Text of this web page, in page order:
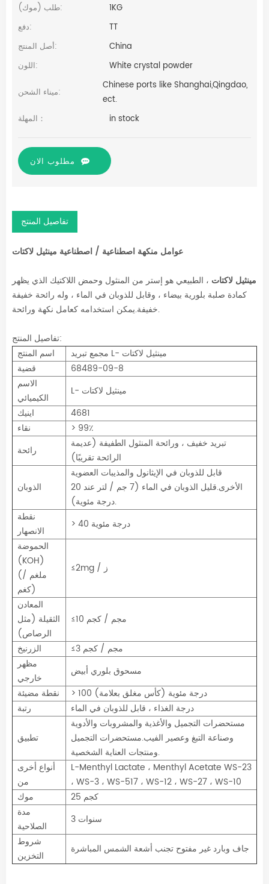
طلب (موك):
1KG
دفع:
TT
أصل المنتج:
China
اللون:
White crystal powder
ميناء الشحن:
Chinese ports like Shanghai,Qingdao,
ect.
المهلة：
in stock
مطلوب الان
تفاصيل المنتج
عوامل منكهة اصطناعية / اصطناعية مينثيل لاكتات
مينثيل لاكتات ، الطبيعي هو إستر من المنثول وحمض اللاكتيك الذي يظهر
كمادة صلبة بلورية بيضاء ، وقابل للذوبان في الماء ، وله رائحة خفيفة
خفيفة.يمكن استخدامه كعامل نكهة ورائحة.
تفاصيل المنتج:
اسم المنتج
مجمع تبريد L- مينثيل لاكتات
قضية
68489-09-8
الاسم
الكيميائي
L- مينثيل لاكتات
اينيك
4681
نقاء
> 99٪
رائحة
تبريد خفيف ، ورائحة المنثول الطفيفة (عديمة
الرائحة تقريبًا)
الذوبان
قابل للذوبان في الإيثانول والمذيبات العضوية
الأخرى.قليل الذوبان في الماء (7 جم / لتر عند 20
درجة مئوية).
نقطة
الانصهار
> 40 درجة مئوية
الحموضة
(KOH)
(ملغم /
كغم)
≤2mg / ز
المعادن
الثقيلة (مثل
الرصاص)
≤10 مجم / كجم
الزرنيخ
≤3 مجم / كجم
مظهر
خارجي
مسحوق بلوري أبيض
نقطة مضيئة
> 100 درجة مئوية (كأس مغلق بعلامة)
رتبة
درجة الغذاء ، قابل للذوبان في الماء
تطبيق
مستحضرات التجميل والأغذية والمشروبات والأدوية
وصناعة التبغ وعصير الفيب.مستحضرات التجميل
ومنتجات العناية الشخصية.
أنواع أخرى
من
L-Menthyl Lactate ، Menthyl Acetate WS-23
، WS-3 ، WS-517 ، WS-12 ، WS-27 ، WS-10
موك
25 كجم
مدة
الصلاحية
3 سنوات
شروط
التخزين
جاف وبارد غير مفتوح تجنب أشعة الشمس المباشرة